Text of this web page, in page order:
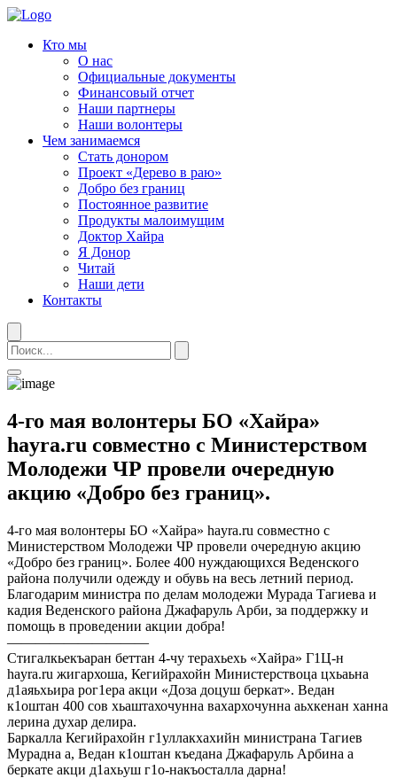
Кто мы
О нас
Официальные документы
Финансовый отчет
Наши партнеры
Наши волонтеры
Чем занимаемся
Стать донором
Проект «Дерево в раю»
Добро без границ
Постоянное развитие
Продукты малоимущим
Доктор Хайра
Я Донор
Читай
Наши дети
Контакты
4-го мая волонтеры БО «Хайра»
hayra.ru совместно с Министерством
Молодежи ЧР провели очередную
акцию «Добро без границ».
4-го мая волонтеры БО «Хайра» hayra.ru совместно с
Министерством Молодежи ЧР провели очередную акцию
«Добро без границ». Более 400 нуждающихся Веденского
района получили одежду и обувь на весь летний период.
Благодарим министра по делам молодежи Мурада Тагиева и
кадия Веденского района Джафаруль Арби, за поддержку и
помощь в проведении акции добра!
——————————
Стигалкьекъаран беттан 4-чу терахьехь «Хайра» Г1Ц-н
hayra.ru жигархоша, Кегийрахойн Министерствоца цхьаьна
д1аяьхьира рог1ера акци «Доза доцуш беркат». Ведан
к1оштан 400 сов хьаштахочунна вахархочунна аьхкенан ханна
лерина духар делира.
Баркалла Кегийрахойн г1уллакхахийн министрана Тагиев
Мурадна а, Ведан к1оштан къедана Джафаруль Арбина а
беркате акци д1ахьуш г1о-накъосталла дарна!